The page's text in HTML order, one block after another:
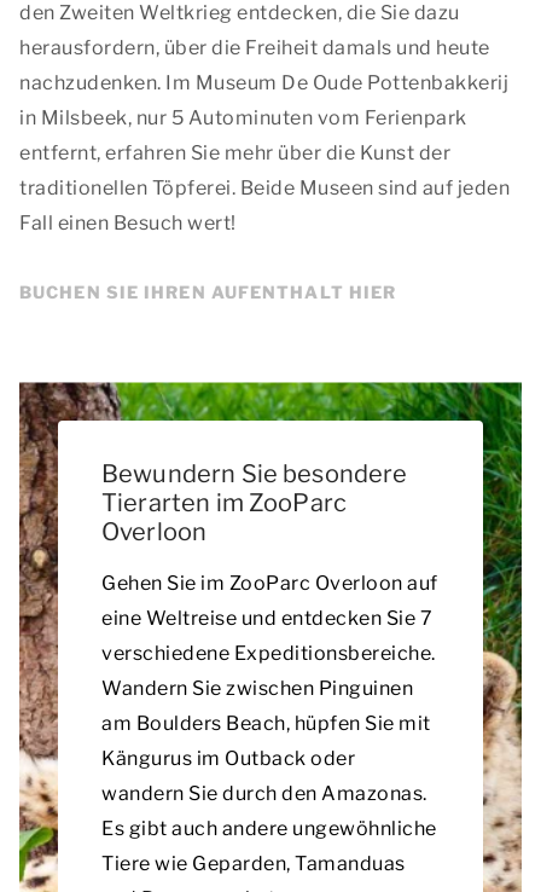
den Zweiten Weltkrieg entdecken, die Sie dazu
herausfordern, über die Freiheit damals und heute
nachzudenken. Im Museum De Oude Pottenbakkerij
in Milsbeek, nur 5 Autominuten vom Ferienpark
entfernt, erfahren Sie mehr über die Kunst der
traditionellen Töpferei. Beide Museen sind auf jeden
Fall einen Besuch wert!
BUCHEN SIE IHREN AUFENTHALT HIER
Bewundern Sie besondere
Tierarten im ZooParc
Overloon
Gehen Sie im ZooParc Overloon auf
eine Weltreise und entdecken Sie 7
verschiedene Expeditionsbereiche.
Wandern Sie zwischen Pinguinen
am Boulders Beach, hüpfen Sie mit
Kängurus im Outback oder
wandern Sie durch den Amazonas.
Es gibt auch andere ungewöhnliche
Tiere wie Geparden, Tamanduas